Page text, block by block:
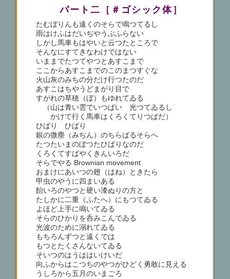
パート二［＃ゴシック体］
たむぼりんも遠くのそらで鳴つてるし
雨はけふはだいぢやうぶふらない
しかし馬車もはやいと云つたところで
そんなにすてきなわけではない
いままでたつてやつとあすこまで
ここからあすこまでのこのまつすぐな
火山灰のみちの分だけ行つたのだ
あすこはちやうどまがり目で
すがれの草穂（ぼ）もゆれてゐる
（山は青い雲でいつぱい 光つてゐるし
かけて行く馬車はくろくてりつぱだ）
ひばり ひばり
銀の微塵（みぢん）のちらばるそらへ
たつたいまのぼつたひばりなのだ
くろくてすばやくきんいろだ
そらでやる Brownian movement
おまけにあいつの翅（はね）ときたら
甲虫のやうに四まいある
飴いろのやつと硬い漆ぬりの方と
たしかに二重（ふたへ）にもつてゐる
よほど上手に鳴いてゐる
そらのひかりを呑みこんでゐる
光波のために溺れてゐる
もちろんずつと遠くでは
もつとたくさんないてゐる
そいつのはうははいけいだ
向ふからはこつちのやつがひどく勇敢に見える
うしろから五月のいまごろ